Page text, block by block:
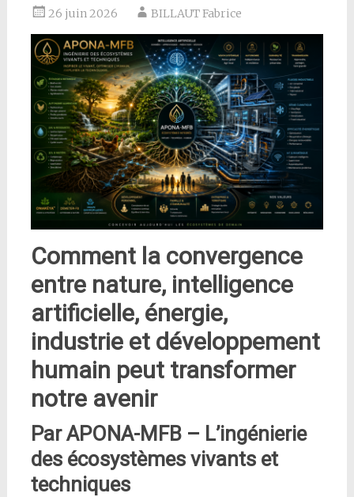
26 juin 2026 BILLAUT Fabrice
Comment la convergence
entre nature, intelligence
artificielle, énergie,
industrie et développement
humain peut transformer
notre avenir
Par APONA-MFB – L’ingénierie
des écosystèmes vivants et
techniques